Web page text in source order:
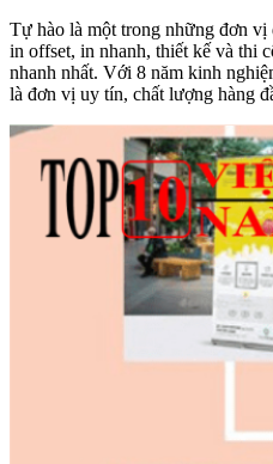
Tự hào là một trong những đơn vị
in offset, in nhanh, thiết kế và thi
nhanh nhất. Với 8 năm kinh
là đơn vị uy tín, chất lượng hàng